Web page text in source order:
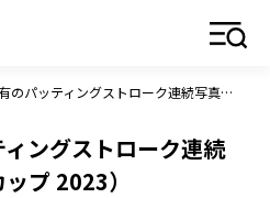
山下美夢有のパッティングストローク連続写真（サロンパスカップ 2023）
ングストローク連続
プ 2023）